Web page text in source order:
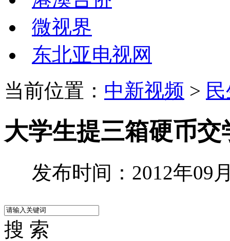
微视界
东北亚电视网
当前位置： 中新视频 >
大学生提三箱硬币
发布时间：2012年09
搜 索